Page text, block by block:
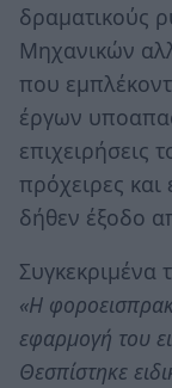
δραματικούς
Μηχανικών
που
έργων
επιχειρήσεις
πρόχειρες και
δήθεν έξοδο
Συγκεκριμένα
«Η
εφαρμογή του
Θεσπίστηκε